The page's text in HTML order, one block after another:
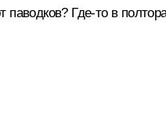
Где-то в